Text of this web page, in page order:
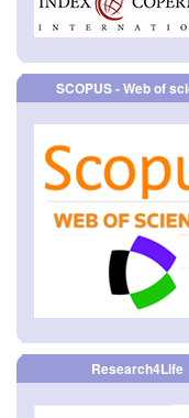
SCOPUS - Web of
Research4Life